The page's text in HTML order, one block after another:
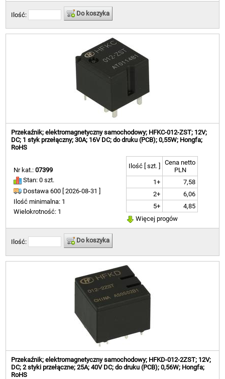
Ilość: Do koszyka
Przekaźnik; elektromagnetyczny samochodowy; HFKC-012-ZST; 12V;
DC; 1 styk przełączny; 30A; 16V DC; do druku (PCB); 0,55W; Hongfa;
RoHS
Nr kat.:07399
Stan: 0 szt.
Dostawa 600 [2026-08-31 ]
Ilość minimalna: 1
Wielokrotność: 1
Ilość [ szt. ]
Cena netto
PLN
1+
7,58
2+
6,06
5+
4,85
Więcej progów
Ilość: Do koszyka
Przekaźnik; elektromagnetyczny samochodowy; HFKD-012-2ZST; 12V;
DC; 2 styki przełączne; 25A; 40V DC; do druku (PCB); 0,56W; Hongfa;
RoHS